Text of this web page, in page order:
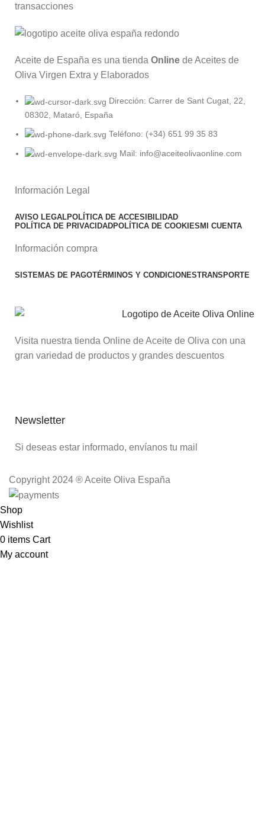
transacciones
Aceite de España es una tienda Online de Aceites de
Oliva Virgen Extra y Elaborados
Dirección: Carrer de Sant Cugat, 22,
08302, Mataró, España
Teléfono: (+34) 651 99 35 83
Mail: info@aceiteolivaonline.com
Información Legal
AVISO LEGALPOLÍTICA DE ACCESIBILIDAD
POLÍTICA DE PRIVACIDADPOLÍTICA DE COOKIES MI CUENTA
Información compra
SISTEMAS DE PAGOTÉRMINOS Y CONDICIONESTRANSPORTE
Visita nuestra tienda Online de Aceite de Oliva con una
gran variedad de productos y grandes descuentos
Newsletter
Si deseas estar informado, envíanos tu mail
Copyright 2024 ® Aceite Oliva España
Shop
Wishlist
0 items Cart
My account